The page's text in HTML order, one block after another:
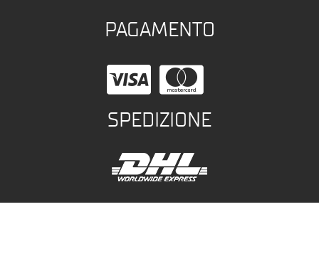
PAGAMENTO
SPEDIZIONE